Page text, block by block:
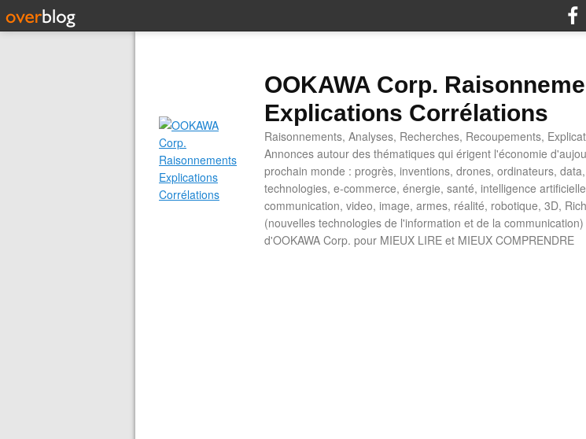
OOKAWA Corp.
Explications Corrélations
Raisonnements, Analyses, Recherches, Recoupements,
Annonces autour des thématiques qui érigent l'économie
prochain monde : progrès, inventions, drones, ordinateurs,
technologies, e-commerce, énergie, santé, intelligence
communication, video, image, armes, réalité, robotique, 3D,
(nouvelles technologies de l'information et de la
d'OOKAWA Corp. pour MIEUX LIRE et MIEUX COMPRENDRE